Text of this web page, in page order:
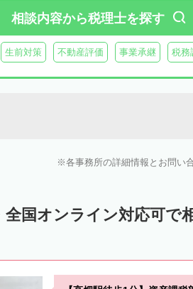
相談内容から税理士を探す
生前対策 不動産評価 事業承継 税務
各事務所の詳細情報とお問い
国オンライン対応可で